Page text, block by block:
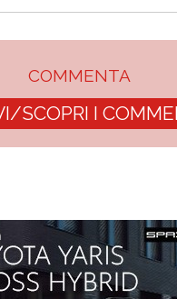
COMMENTA
SCOPRI I